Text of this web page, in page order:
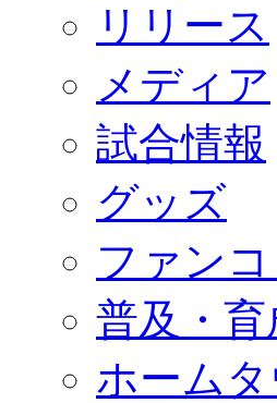
奈良クラブ明治安田
観戦ルール＆マナー
2026/27ファンコミュニ
サポートショップ
GOODS
オフィシャルストア（
オンラインストア
ACADEMY
アカデミーについて
コーチ&スタッフ
ジュニア
ジュニアユース
ユース
練習拠点（ナラディー
SCHOOL
CLUB
リリース
メディア
試合情報
グッズ
ファン
普及・育
ホーム